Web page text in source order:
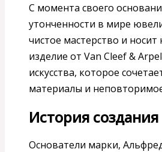
С момента своего
утонченности в мире
чистое мастерство и
изделие от Van Cleef &
искусства, которое
материалы и
История
Основатели марки,